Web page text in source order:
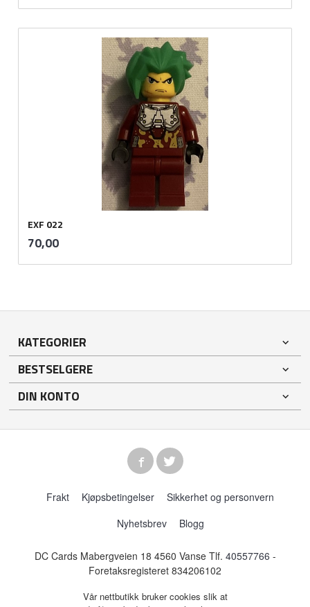
EXF 022
Pris
70,00mva.
KATEGORIER
BESTSELGERE
DIN KONTO
Frakt Kjøpsbetingelser
Sikkerhet og personvern
Nyhetsbrev
Blogg
DC Cards Mabergveien 18 4560 Vanse Tlf. 40557766 -
Foretaksregisteret 834206102
Vår nettbutikk bruker cookies slik at